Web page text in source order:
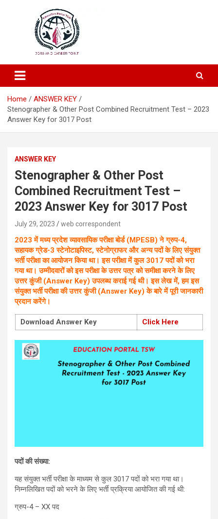
Education Portal
Home
ANSWER KEY​
Stenographer & Other Post Combined Recruitment Test – 2023
Answer Key for 3017 Post
ANSWER KEY​
Stenographer & Other Post
Combined Recruitment Test –
2023 Answer Key for 3017 Post
July 29, 2023 web correspondent
2023 में मध्य प्रदेश व्यावसायिक परीक्षा बोर्ड (MPESB) ने ग्रुप-4,
सहायक ग्रेड-3 स्टेनोटाइपिस्ट, स्टेनोग्राफर और अन्य पदों के लिए संयुक्त
भर्ती परीक्षा का आयोजन किया था। इस परीक्षा में कुल 3017 पदों को भरा
गया था। उम्मीदवारों को इस परीक्षा के उत्तर पत्र को समीक्षा करने के लिए
उत्तर कुंजी (Answer Key) उपलब्ध कराई गई थी। इस लेख में, हम इस
संयुक्त भर्ती परीक्षा की उत्तर कुंजी (Answer Key) के बारे में पूरी जानकारी
प्रदान करेंगे।
Download Answer Key Click Here
पदों की संख्या:
यह संयुक्त भर्ती परीक्षा के माध्यम से कुल 3017 पदों को भरा गया था।
निम्नलिखित पदों को भरने के लिए भर्ती प्रक्रिया आयोजित की गई थी:
ग्रुप-4 – XX पद